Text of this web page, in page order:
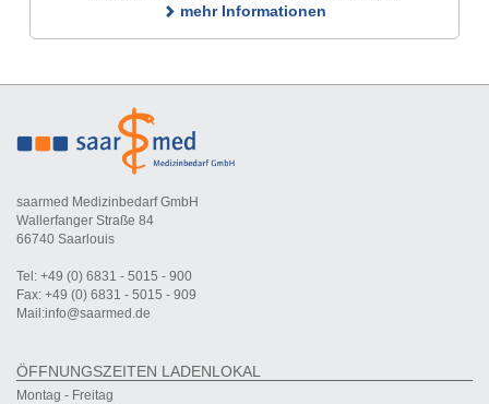
mehr Informationen
saarmed Medizinbedarf GmbH
Wallerfanger Straße 84
66740 Saarlouis
Tel: +49 (0) 6831 - 5015 - 900
Fax: +49 (0) 6831 - 5015 - 909
Mail:info@saarmed.de
ÖFFNUNGSZEITEN LADENLOKAL
Montag - Freitag